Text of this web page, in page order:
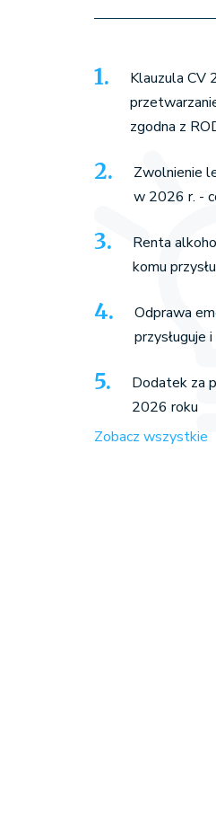
Klauzula CV
zgodna z
Zwolnienie
w 2026 r. -
Renta
komu
Odprawa
przysługuje
Dodatek za
2026 roku
Zobacz wszystkie